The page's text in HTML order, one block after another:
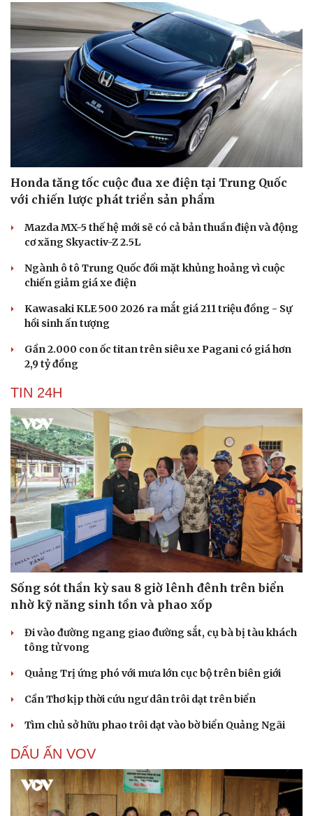
Du lịch
Tư vấn
Săn Tour
Podcast
Câu chuyện thời sự
Đọc truyện đêm khuya
Kể chuyện cho bé
Hạt giống tâm hồn
Honda tăng tốc cuộc đua xe điện tại Trung Quốc
với chiến lược phát triển sản phẩm
Mazda MX-5 thế hệ mới sẽ có cả bản thuần điện và động
cơ xăng Skyactiv-Z 2.5L
Ngành ô tô Trung Quốc đối mặt khủng hoảng vì cuộc
chiến giảm giá xe điện
Kawasaki KLE 500 2026 ra mắt giá 211 triệu đồng - Sự
hồi sinh ấn tượng
Gần 2.000 con ốc titan trên siêu xe Pagani có giá hơn
2,9 tỷ đồng
TIN 24H
Sống sót thần kỳ sau 8 giờ lênh đênh trên biển
nhờ kỹ năng sinh tồn và phao xốp
Đi vào đường ngang giao đường sắt, cụ bà bị tàu khách
tông tử vong
Quảng Trị ứng phó với mưa lớn cục bộ trên biên giới
Cần Thơ kịp thời cứu ngư dân trôi dạt trên biển
Tìm chủ sở hữu phao trôi dạt vào bờ biển Quảng Ngãi
DẤU ẤN VOV